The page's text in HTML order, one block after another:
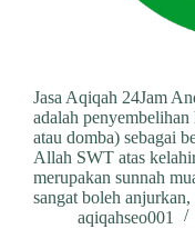
Jasa Aqiqah 24Jam
adalah
atau domba) sebagai
Allah SWT atas
merupakan sunnah
sangat boleh
aqiqahseo001